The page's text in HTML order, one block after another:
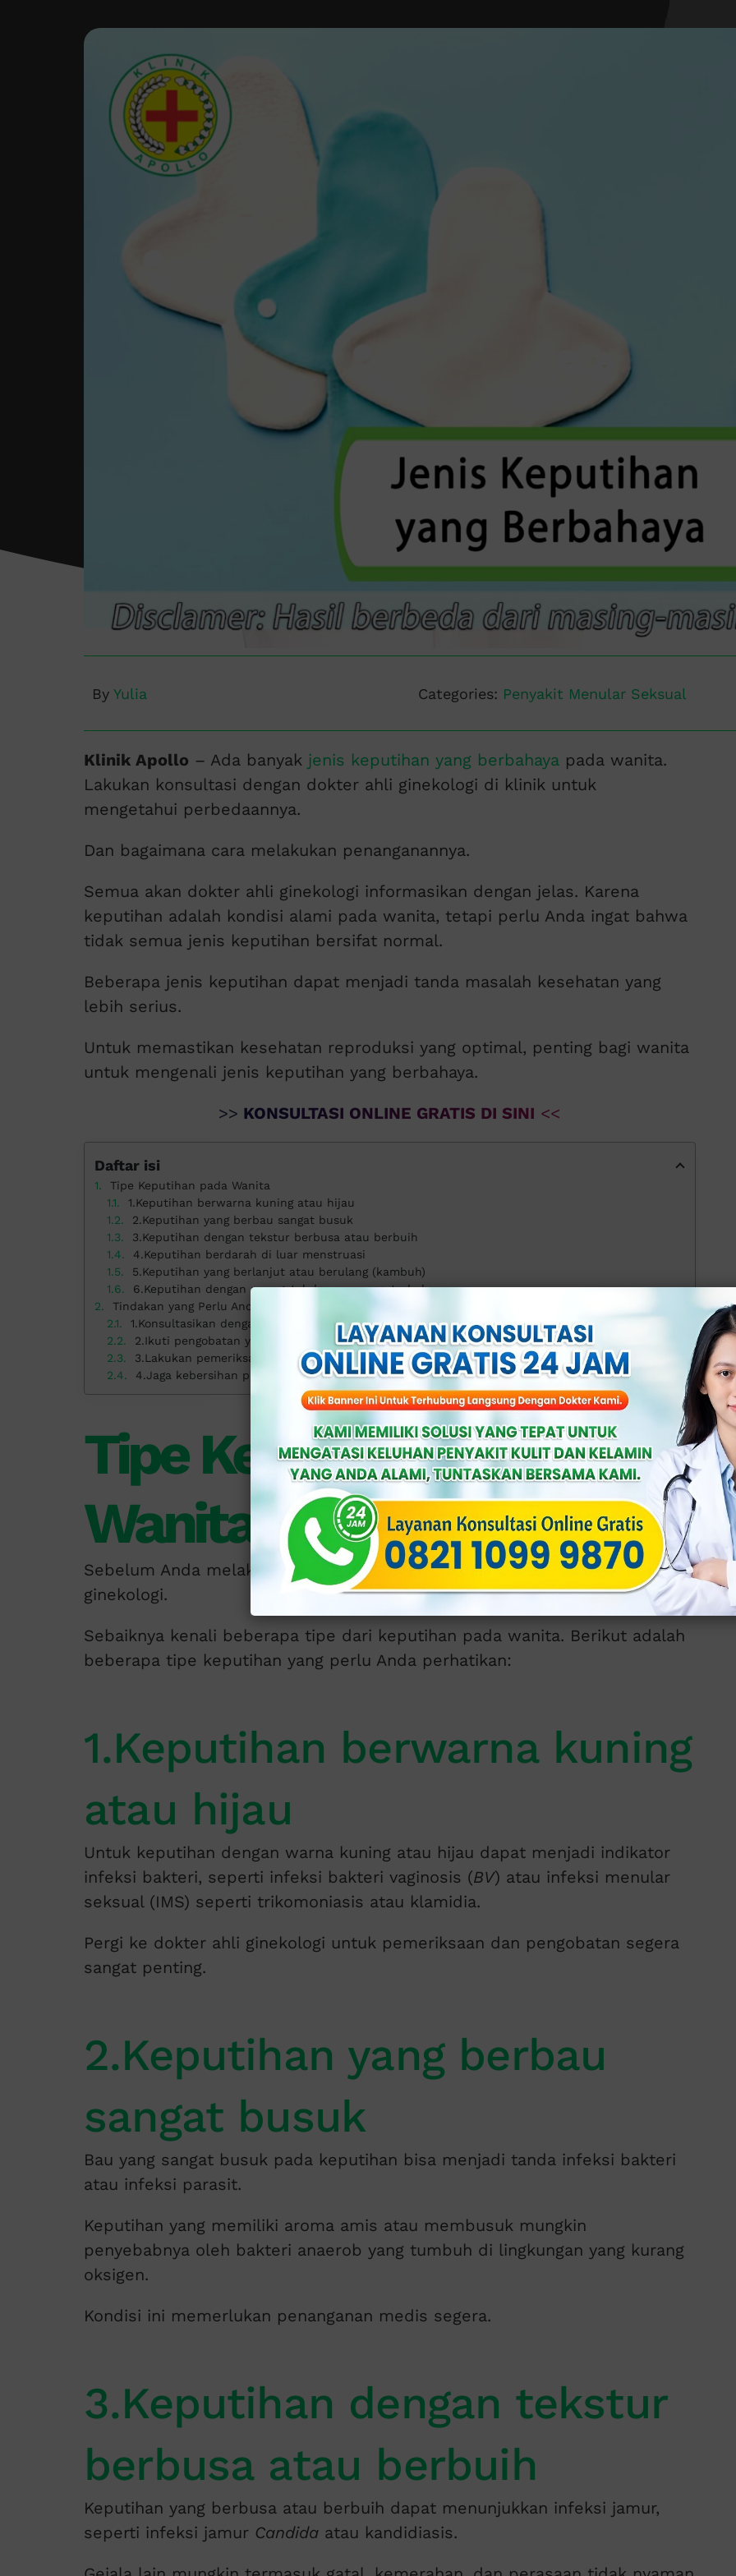
By Yulia Categories: Penyakit Menular Seksual
Klinik Apollo – Ada banyak jenis keputihan yang berbahayapada wanita.
Lakukan konsultasi dengan dokter ahli ginekologi di klinik untuk
mengetahui perbedaannya.
Dan bagaimana cara melakukan penanganannya.
Semua akan dokter ahli ginekologi informasikan dengan jelas. Karena
keputihan adalah kondisi alami pada wanita, tetapi perlu Anda ingat bahwa
tidak semua jenis keputihan bersifat normal.
Beberapa jenis keputihan dapat menjadi tanda masalah kesehatan yang
lebih serius.
Untuk memastikan kesehatan reproduksi yang optimal, penting bagi wanita
untuk mengenali jenis keputihan yang berbahaya.
>> KONSULTASI ONLINE GRATIS DI SINI <<
Daftar isi
Tipe Keputihan pada Wanita
1.Keputihan berwarna kuning atau hijau
2.Keputihan yang berbau sangat busuk
3.Keputihan dengan tekstur berbusa atau berbuih
4.Keputihan berdarah di luar menstruasi
5.Keputihan yang berlanjut atau berulang (kambuh)
6.Keputihan dengan rasa gatal dan perasaan terbakar
Tindakan yang Perlu Anda Lakukan di Klinik Apollo
1.Konsultasikan dengan dokter ahli ginekologi
2.Ikuti pengobatan yang direkomendasikan
3.Lakukan pemeriksaan rutin
4.Jaga kebersihan pribadi
Tipe Keputihan pada
Wanita
Sebelum Anda melakukan pengobatan lebih lanjut dengan dokter ahli
ginekologi.
Sebaiknya kenali beberapa tipe dari keputihan pada wanita. Berikut adalah
beberapa tipe keputihan yang perlu Anda perhatikan:
1.Keputihan berwarna kuning
atau hijau
Untuk keputihan dengan warna kuning atau hijau dapat menjadi indikator
infeksi bakteri, seperti infeksi bakteri vaginosis (BV) atau infeksi menular
seksual (IMS) seperti trikomoniasis atau klamidia.
Pergi ke dokter ahli ginekologi untuk pemeriksaan dan pengobatan segera
sangat penting.
2.Keputihan yang berbau
sangat busuk
Bau yang sangat busuk pada keputihan bisa menjadi tanda infeksi bakteri
atau infeksi parasit.
Keputihan yang memiliki aroma amis atau membusuk mungkin
penyebabnya oleh bakteri anaerob yang tumbuh di lingkungan yang kurang
oksigen.
Kondisi ini memerlukan penanganan medis segera.
3.Keputihan dengan tekstur
berbusa atau berbuih
Keputihan yang berbusa atau berbuih dapat menunjukkan infeksi jamur,
seperti infeksi jamur Candidaatau kandidiasis.